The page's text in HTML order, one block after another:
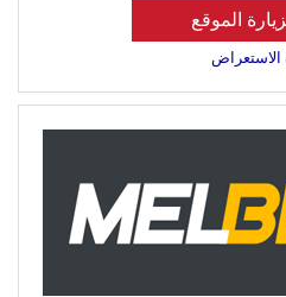
الموقع
الاستعراض